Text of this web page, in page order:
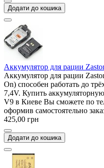
Додати до кошика
Аккумулятор для рации
Аккумулятор для рации
On) способен работать до
7,4V. Купить
V9 в Киеве Вы сможете по
оформив самостоятельно
425,00 грн
Додати до кошика